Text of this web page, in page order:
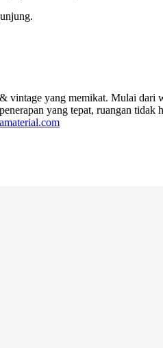
yang memikat. Mulai
yang tepat, ruangan